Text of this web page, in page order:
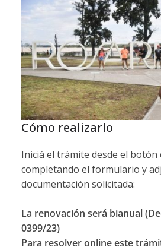
Cómo realizarlo
Iniciá el trámite desde el botón
completando el formulario y
documentación solicitada:
La renovación será bianual
0399/23)
Para resolver online este